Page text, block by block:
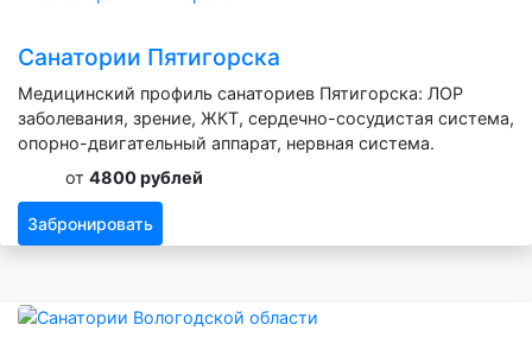
Санатории Пятигорска
Медицинский профиль санаториев Пятигорска: ЛОР
заболевания, зрение, ЖКТ, сердечно-сосудистая система,
опорно-двигательный аппарат, нервная система.
от 4800 рублей
Забронировать